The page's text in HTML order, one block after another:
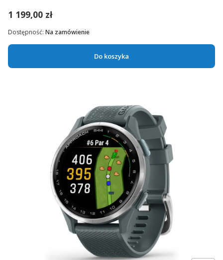
1 199,00 zł
Do koszyka
Dostępność: Na zamówienie